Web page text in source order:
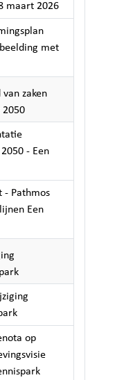
maart 2026
met
zaken
2050
- Een
- Pathmos
Een
op